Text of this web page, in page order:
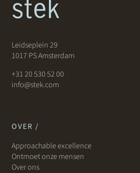
Leidseplein 29
1017 PS Amsterdam
+31 20 530 52 00
info@stek.com
OVER /
Approachable excellence
Ontmoet onze mensen
Over ons